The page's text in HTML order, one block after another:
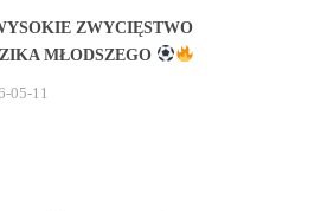
ZWYCIĘSTWO
MŁODSZEGO
05-11